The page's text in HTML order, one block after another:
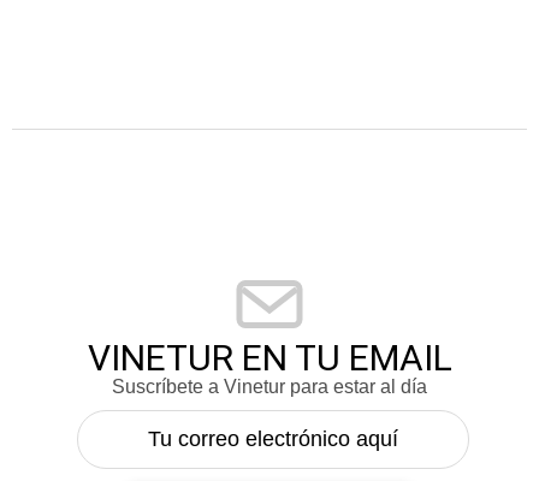
VINETUR EN TU EMAIL
Suscríbete a Vinetur para estar al día